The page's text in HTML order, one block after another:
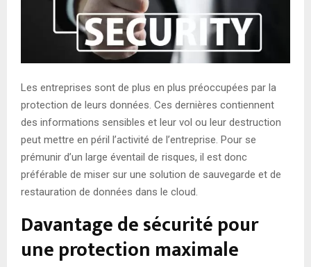
Les entreprises sont de plus en plus préoccupées par la
protection de leurs données. Ces dernières contiennent
des informations sensibles et leur vol ou leur destruction
peut mettre en péril l’activité de l’entreprise. Pour se
prémunir d’un large éventail de risques, il est donc
préférable de miser sur une solution de sauvegarde et de
restauration de données dans le cloud.
Davantage de sécurité pour
une protection maximale